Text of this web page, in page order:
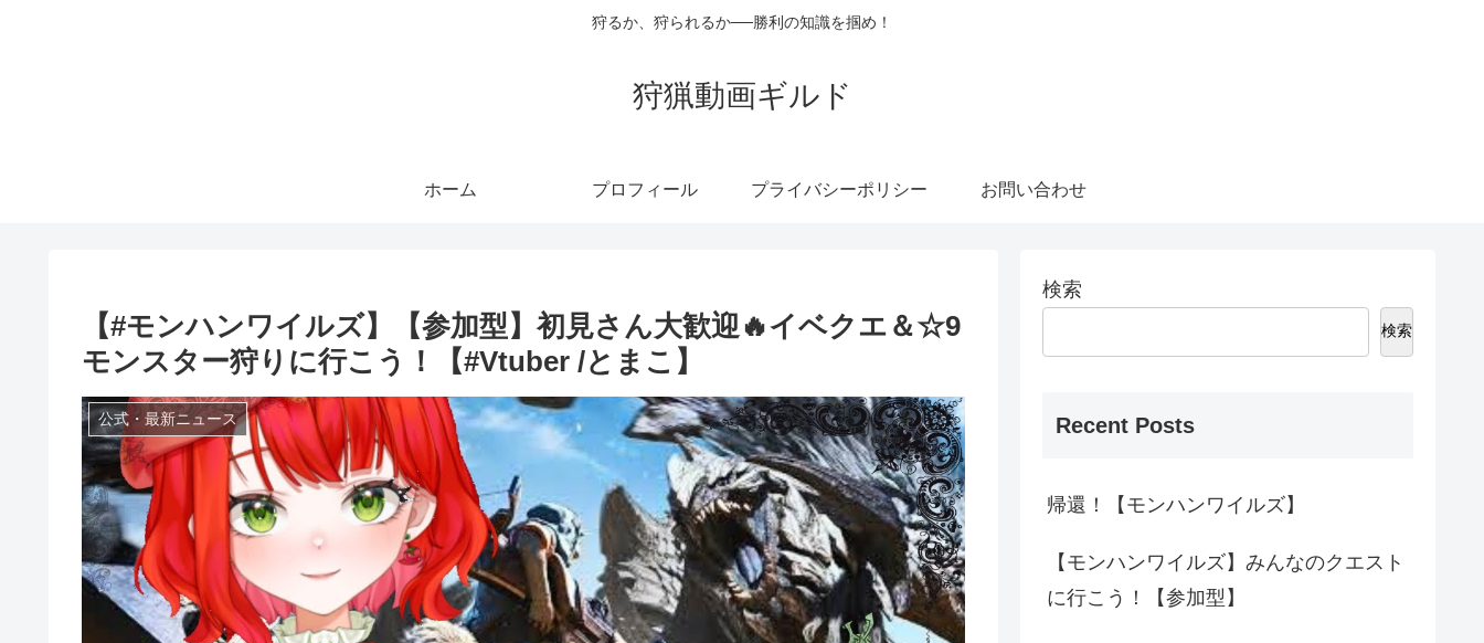
狩るか、狩られるか──勝利の知識を掴め！
狩猟動画ギルド
ホーム プロフィール プライバシーポリシー お問い合わせ
【#モンハンワイルズ】【参加型】初見さん大歓迎🔥イベクエ＆☆9
モンスター狩りに行こう！【#Vtuber /とまこ】
公式・最新ニュース
検索
検索
Recent Posts
帰還！【モンハンワイルズ】
【モンハンワイルズ】みんなのクエスト
に行こう！【参加型】